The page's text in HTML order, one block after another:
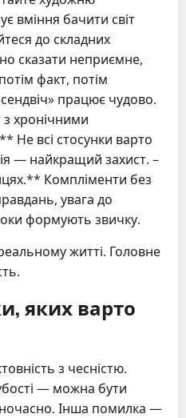
вміння бачити світ
до складних
сказати неприємне,
факт, потім
працює чудово.
хронічними
Не всі стосунки варто
— найкращий захист. –
Компліменти без
увага до
формують звичку.
житті. Головне
яких варто
з чесністю.
— можна бути
Інша помилка —